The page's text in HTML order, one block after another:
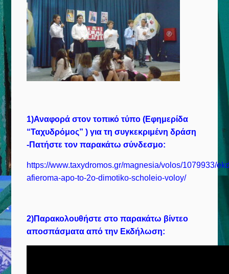
1)Αναφορά στον τοπικό τύπο (Εφημερίδα
“Ταχυδρόμος” ) για τη συγκεκριμένη δράση
-Πατήστε τον παρακάτω σύνδεσμο:
https://www.taxydromos.gr/magnesia/volos/1079933/
afieroma-apo-to-2o-dimotiko-scholeio-voloy/
2)Παρακολουθήστε στο παρακάτω βίντεο
αποσπάσματα από την Εκδήλωση: